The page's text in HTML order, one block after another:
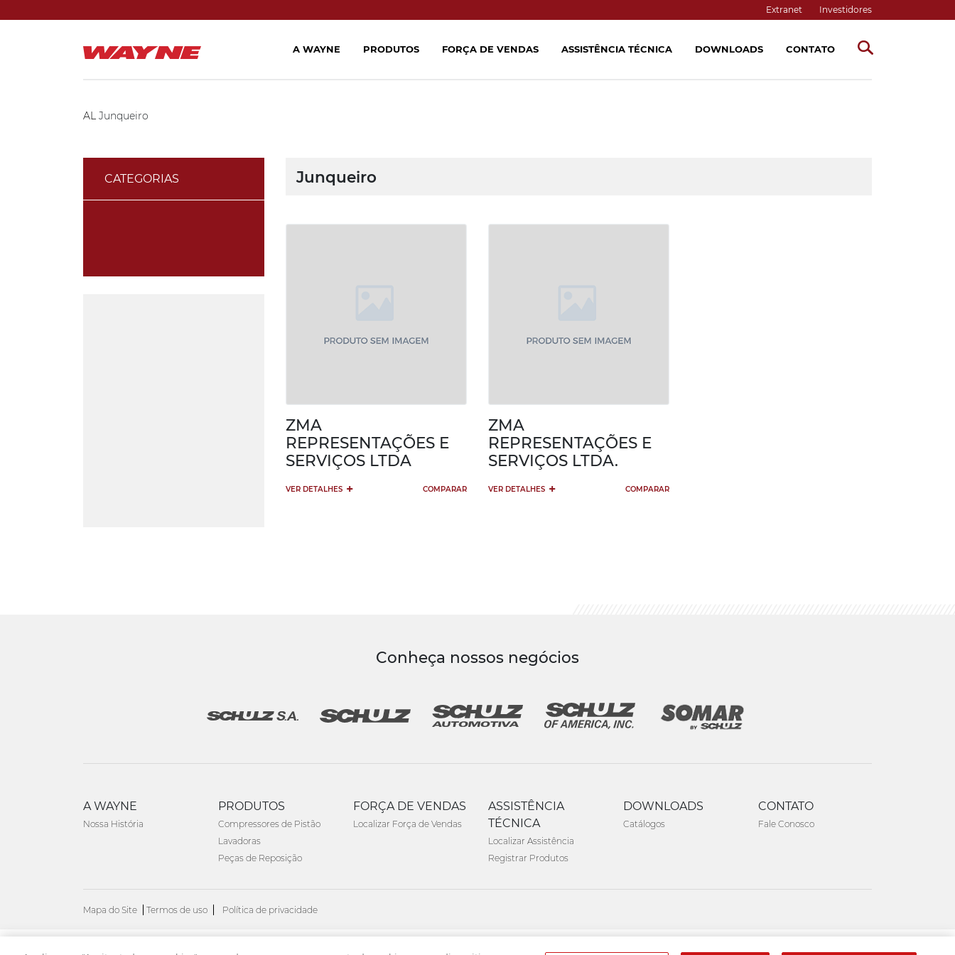
Extranet Investidores
AL Junqueiro
CATEGORIAS Junqueiro
ZMA
REPRESENTAÇÕES E
SERVIÇOS LTDA
VER DETALHES + COMPARAR
ZMA
REPRESENTAÇÕES E
SERVIÇOS LTDA.
VER DETALHES + COMPARAR
Conheça nossos negócios
A WAYNE
Nossa História
PRODUTOS
Compressores de Pistão
Lavadoras
Peças de Reposição
FORÇA DE VENDAS
Localizar Força de Vendas
ASSISTÊNCIA
TÉCNICA
Localizar Assistência
Registrar Produtos
DOWNLOADS
Catálogos
CONTATO
Fale Conosco
Mapa do Site Termos de uso Política de privacidade
A WAYNE PRODUTOS FORÇA DE VENDAS ASSISTÊNCIA TÉCNICA DOWNLOADS CONTATO